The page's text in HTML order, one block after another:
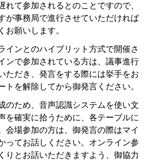
れて参加されるとのことですので、
が事務局で進行させていただければ
お願いします。
インとのハイブリット方式で開催さ
ンで参加されている方は、議事進行
ただき、発言をする際には挙手をお
トを解除してから御発言ください。
のため、音声認識システムを使い文
を確実に拾うために、各テーブルに
会場参加の方は、御発言の際はマイ
ってお話しください。オンライン参
りとお話いただきますよう、御協力